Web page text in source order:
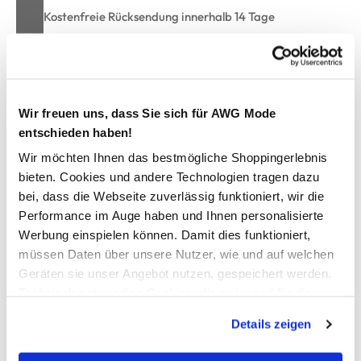
Wir freuen uns, dass Sie sich für AWG Mode
entschieden haben!
Wir möchten Ihnen das bestmögliche Shoppingerlebnis
bieten. Cookies und andere Technologien tragen dazu
bei, dass die Webseite zuverlässig funktioniert, wir die
Performance im Auge haben und Ihnen personalisierte
Werbung einspielen können. Damit dies funktioniert,
müssen Daten über unsere Nutzer, wie und auf welchen
Geräten sie unser Angebot nutzen, gespeichert werden.
werden, werden bei der Nutzung der Webseite auf jeden
Fall gesetzt. Cookies von Drittanbietern für Analyse- oder
Details zeigen
Kostenfreie Rücksendung innerhalb 14 Tage
Kostenlose Filiallieferung in Ihre Wunschfiliale
Zur Wunschliste hinzufügen
Damen Bluse mit 3/4 Arm
luftige Bluse von Lisa Tossa
runder Ausschnitt mit zwei Knöpfchen
3/4 Ärmel mit Manschette und Knopf versehen
abgerundeter Saum hinten
perfekte Bluse für sportlich, schicke Outfits